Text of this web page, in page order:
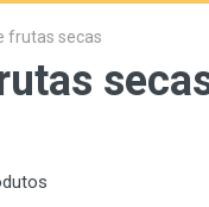
frutas secas